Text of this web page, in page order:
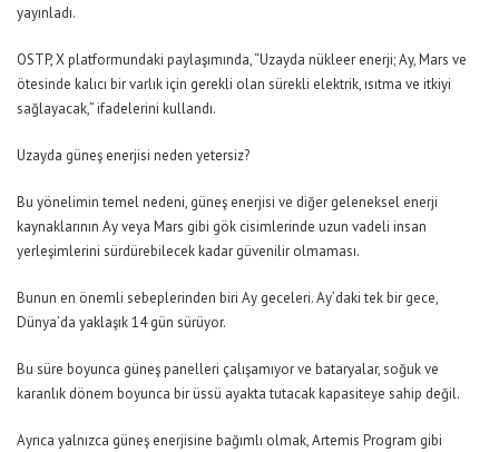
yayınladı.
OSTP, X platformundaki paylaşımında, “Uzayda nükleer enerji; Ay, Mars ve
ötesinde kalıcı bir varlık için gerekli olan sürekli elektrik, ısıtma ve itkiyi
sağlayacak,” ifadelerini kullandı.
Uzayda güneş enerjisi neden yetersiz?
Bu yönelimin temel nedeni, güneş enerjisi ve diğer geleneksel enerji
kaynaklarının Ay veya Mars gibi gök cisimlerinde uzun vadeli insan
yerleşimlerini sürdürebilecek kadar güvenilir olmaması.
Bunun en önemli sebeplerinden biri Ay geceleri. Ay’daki tek bir gece,
Dünya’da yaklaşık 14 gün sürüyor.
Bu süre boyunca güneş panelleri çalışamıyor ve bataryalar, soğuk ve
karanlık dönem boyunca bir üssü ayakta tutacak kapasiteye sahip değil.
Ayrıca yalnızca güneş enerjisine bağımlı olmak, Artemis Program gibi